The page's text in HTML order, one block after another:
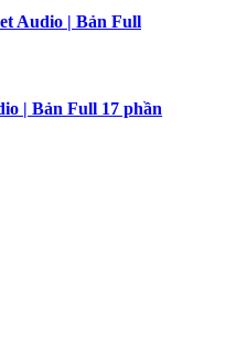
Audio | Bản Full
| Bản Full 17 phần